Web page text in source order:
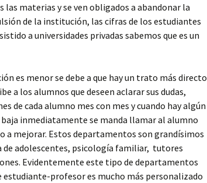
materias y se ven obligados a abandonar la
de la institución, las cifras de los estudiantes
a universidades privadas sabemos que es un
es menor se debe a que hay un trato más directo
a los alumnos que deseen aclarar sus dudas,
de cada alumno mes con mes y cuando hay algún
inmediatamente se manda llamar al alumno
a mejorar. Estos departamentos son grandísimos
de adolescentes, psicología familiar, tutores
Evidentemente este tipo de departamentos
profesor es mucho más personalizado